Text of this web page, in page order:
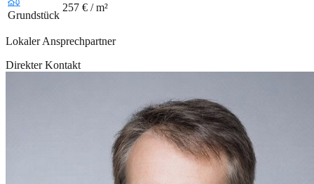
Grundstück
257 € / m²
Lokaler Ansprechpartner
Direkter Kontakt